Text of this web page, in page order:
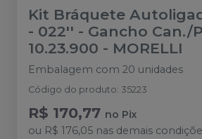
Kit Bráquete
- 022'' - Gancho Can./
10.23.900 - MORELLI
Embalagem com 20 unidades
Código do produto: 35223
R$ 170,77 no Pix
ou R$ 176,05 nas demais